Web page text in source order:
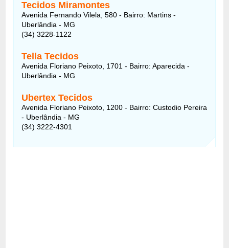
Tecidos Miramontes
Avenida Fernando Vilela, 580 - Bairro: Martins -
Uberlândia - MG
(34) 3228-1122
Tella Tecidos
Avenida Floriano Peixoto, 1701 - Bairro: Aparecida -
Uberlândia - MG
Ubertex Tecidos
Avenida Floriano Peixoto, 1200 - Bairro: Custodio Pereira
- Uberlândia - MG
(34) 3222-4301